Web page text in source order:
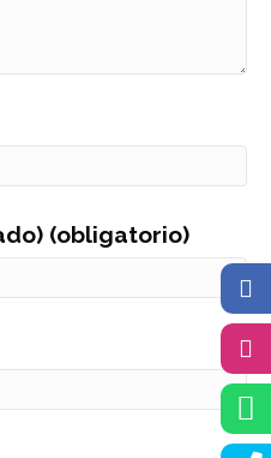
(obligatorio)